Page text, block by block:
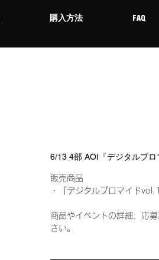
購入方法 FAQ
6/13 4部 AOI『デジタルブ
販売商品
・『デジタルブロマイド
商品やイベントの詳細、応
さい。